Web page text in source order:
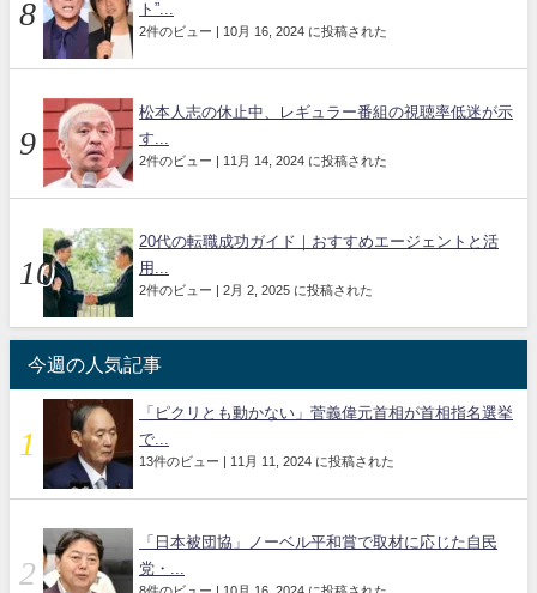
ト”...
2件のビュー 10月 16, 2024 に投稿された
松本人志の休止中、レギュラー番組の視聴率低迷が示
す...
2件のビュー 11月 14, 2024 に投稿された
20代の転職成功ガイド｜おすすめエージェントと活
用...
2件のビュー 2月 2, 2025 に投稿された
今週の人気記事
「ピクリとも動かない」菅義偉元首相が首相指名選挙
で...
13件のビュー 11月 11, 2024 に投稿された
「日本被団協」ノーベル平和賞で取材に応じた自民
党・...